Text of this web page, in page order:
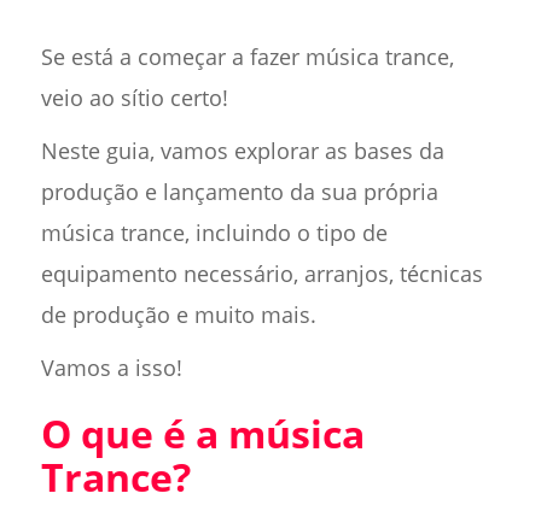
Se está a começar a fazer música trance,
veio ao sítio certo!
Neste guia, vamos explorar as bases da
produção e lançamento da sua própria
música trance, incluindo o tipo de
equipamento necessário, arranjos, técnicas
de produção e muito mais.
Vamos a isso!
O que é a música
Trance?